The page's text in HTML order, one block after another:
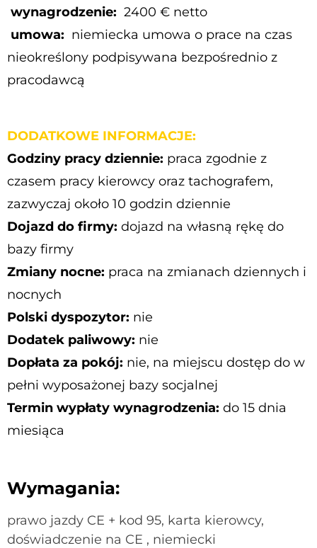
wynagrodzenie: 2400 € netto
umowa: niemiecka umowa o prace na czas
nieokreślony podpisywana bezpośrednio z
pracodawcą
DODATKOWE INFORMACJE:
Godziny pracy dziennie: praca zgodnie z
czasem pracy kierowcy oraz tachografem,
zazwyczaj około 10 godzin dziennie
Dojazd do firmy: dojazd na własną rękę do
bazy firmy
Zmiany nocne: praca na zmianach dziennych i
nocnych
Polski dyspozytor: nie
Dodatek paliwowy: nie
Dopłata za pokój: nie, na miejscu dostęp do w
pełni wyposażonej bazy socjalnej
Termin wypłaty wynagrodzenia: do 15 dnia
miesiąca
Wymagania:
prawo jazdy CE + kod 95, karta kierowcy,
doświadczenie na CE , niemiecki